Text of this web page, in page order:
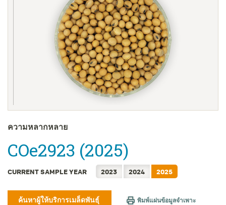
ซัพพลายเออร์
ENGLISH
FRANÇAIS
한국어
简体中文
TIẾNG VIỆT
ความหลากหลาย
COe2923 (2025)
CURRENT SAMPLE YEAR 2023 2024 2025
ค้นหาผู้ให้บริการเมล็ดพันธุ์ พิมพ์แผ่นข้อมูลจำเพาะ